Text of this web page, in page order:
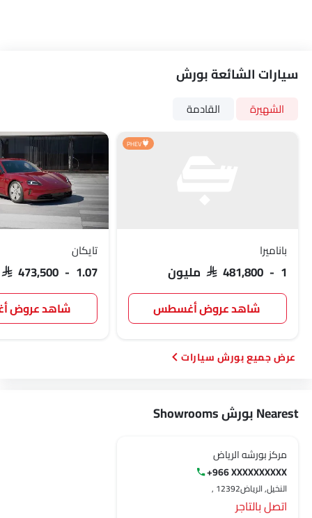
سيارات الشائعة بورش
الشهيرة القادمة
PHEV
باناميرا
SAR 481,800 - 1 مليون
شاهد عروض أغسطس
تايكان
SAR 473,500 - 1.07 مليون
شاهد عروض
بورش سيارات
Nearest بورش Showrooms
مركز بورشه الرياض
+966 XXXXXXXXXX
النخيل, الرياض‎, 12392
اتصل بالتاجر